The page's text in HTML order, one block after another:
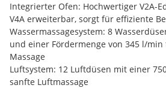
Integrierter Ofen: Hochwertiger V2A-
V4A erweiterbar, sorgt für effiziente
Wassermassagesystem: 8
und einer Fördermenge von 345 l/
Massage
Luftsystem: 12 Luftdüsen mit einer
sanfte Luftmassage